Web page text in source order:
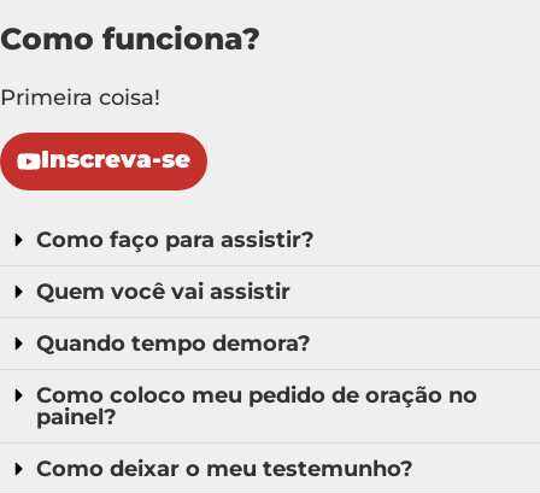
Como funciona?
Primeira coisa!
Inscreva-se
Como faço para assistir?
Quem você vai assistir
Quando tempo demora?
Como coloco meu pedido de oração no
painel?
Como deixar o meu testemunho?